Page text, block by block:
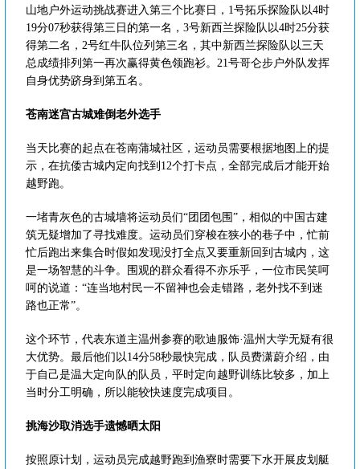
山地户外运动挑战赛进入第三个比赛日，1号拓乐探险队以4时
19分07秒获得第三日的第一名，3号新西兰探险队以4时25分获
得第二名，2号红牛队位列第三名，其中新西兰探险队以三天
总成绩排列第一再次赢得黄色领跑衫。21号哥仑步户外队发挥
自身优势跻身到第五名。
苍南迷宫古城难倒老外选手
当天比赛的起点在苍南蒲城社区，运动员需要根据地图上的提
示，在抗倭古城内定向找到12个打卡点，全部完成后才能开始
越野跑。
一堵青灰色的古城墙将运动员们“团团包围”，相似的中国古建
筑无疑增加了寻找难度。运动员们穿梭在狭小的巷子中，忙前
忙后跑出来集合时假如发现没打全点又要重新回到古城内，这
是一场智慧的斗争。围观的群众看得不亦乐乎，一位市民笑呵
呵的说道：“连当地村民一不留神也会走错路，老外找不到迷
路也正常”。
这个环节，代表东道主温州参赛的歌迪服饰·温州大学无疑有很
大优势。最后他们以14分58秒最快完成，队员费潇蔚介绍，由
于自己是温大定向队的队员，平时定向越野训练比较多，加上
当时分工明确，所以能较快速度完成项目。
挑海沙取消选手遗憾晒太阳
按照原计划，运动员完成越野跑到渔寮时需要下水开展皮划艇